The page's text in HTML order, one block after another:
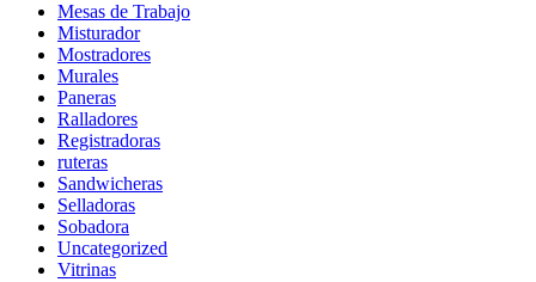
Mesas de Trabajo
Misturador
Mostradores
Murales
Paneras
Ralladores
Registradoras
ruteras
Sandwicheras
Selladoras
Sobadora
Uncategorized
Vitrinas